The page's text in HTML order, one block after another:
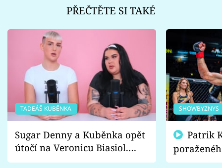
PŘEČTĚTE SI TAKÉ
TADEÁŠ KUBĚNKA
Sugar Denny a Kuběnka opět
útočí na Veronicu Biasiol.
Proč je podle nich falešná a
SHOWBYZNYS
fanoušci